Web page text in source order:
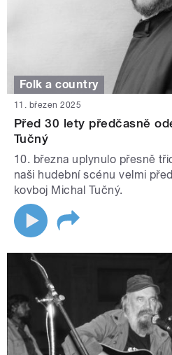
Folk a country
11. březen 2025
Před 30 lety předčasně
Tučný
10. března uplynulo přesně
naši hudební scénu velmi
kovboj Michal Tučný.